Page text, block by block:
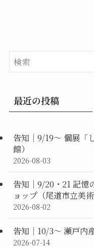
最近の投稿
告知｜9/19〜 個展「
館）
2026-08-03
告知｜9/20・21 記憶
ョップ（尾道市立美術
2026-08-02
告知｜10/3〜 瀬戸内
2026-07-14